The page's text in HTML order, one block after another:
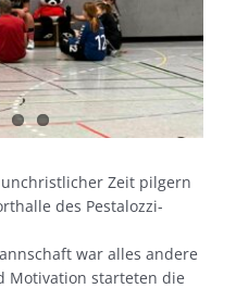
Zeit pilgern
des Pestalozzi-
war alles andere
Motivation starteten die